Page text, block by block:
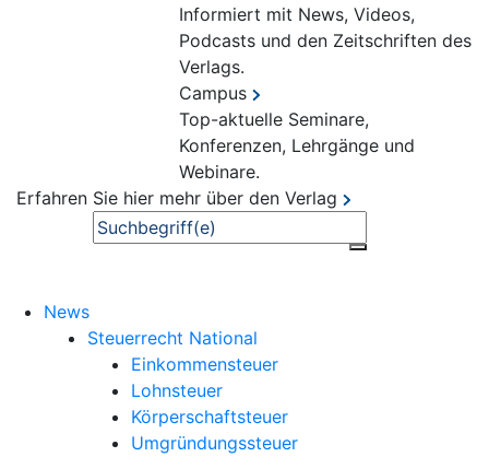
Informiert mit News, Videos,
Podcasts und den Zeitschriften des
Verlags.
Campus
Top-aktuelle Seminare,
Konferenzen, Lehrgänge und
Webinare.
Erfahren Sie hier mehr über den Verlag
Suche
News
Steuerrecht National
Einkommensteuer
Lohnsteuer
Körperschaftsteuer
Umgründungssteuer